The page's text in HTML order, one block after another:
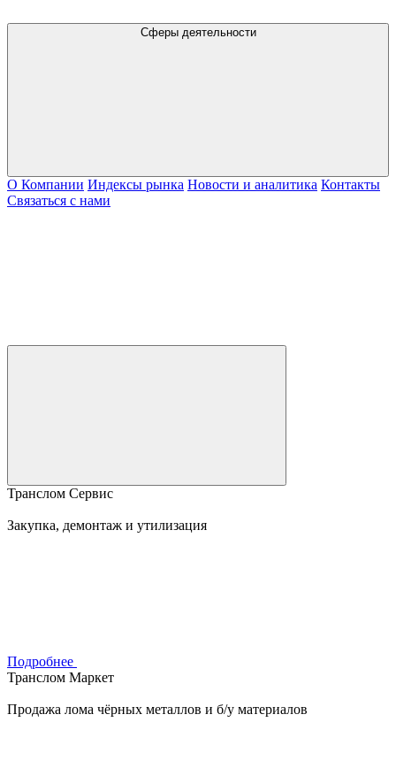
Сферы деятельности
О Компании Индексы рынка Новости и аналитика Контакты
Связаться с нами
Транслом Сервис
Закупка, демонтаж и утилизация
Подробнее
Транслом Маркет
Продажа лома чёрных металлов и б/у материалов